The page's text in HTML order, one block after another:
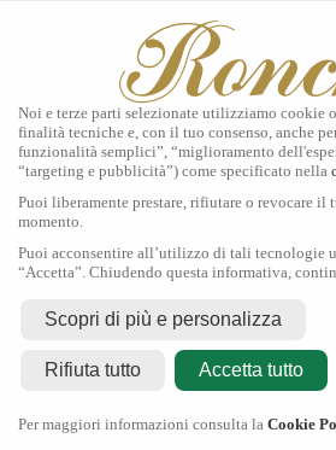
Tudor
Orologi
Secondo Polso
Contatti
Chiusura Estiva
dal
Noi e terze parti selezionate utilizziamo cookie
finalità tecniche e, con il tuo consenso, anche
funzionalità semplici”, “miglioramento
“targeting e pubblicità”) come specificato nella
Puoi liberamente prestare, rifiutare o revocare il
momento.
Puoi acconsentire all’utilizzo di tali tecnologie
“Accetta”. Chiudendo questa informativa,
Scopri di più e personalizza
Rifiuta tutto Accetta tutto
Per maggiori informazioni consulta la Cookie